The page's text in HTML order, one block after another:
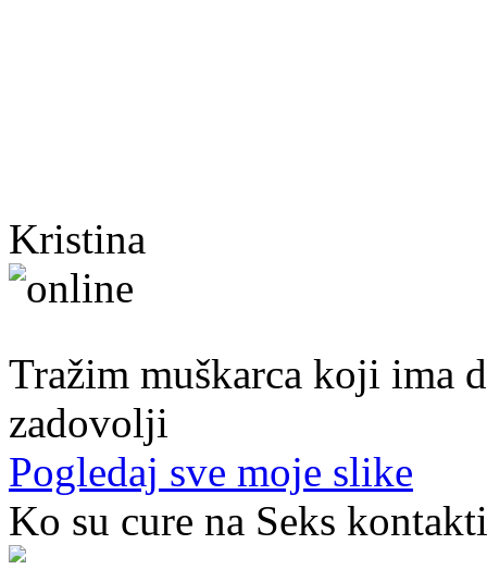
Kristina
Tražim muškarca koji ima
zadovolji
Pogledaj sve moje slike
Ko su cure na Seks